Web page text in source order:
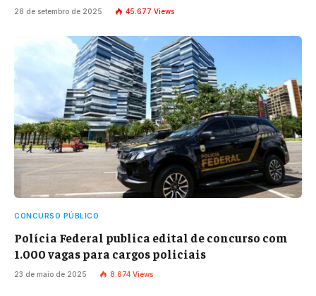
28 de setembro de 2025 45.677 Views
CONCURSO PÚBLICO
Polícia Federal publica edital de concurso com
1.000 vagas para cargos policiais
23 de maio de 2025 8.674 Views